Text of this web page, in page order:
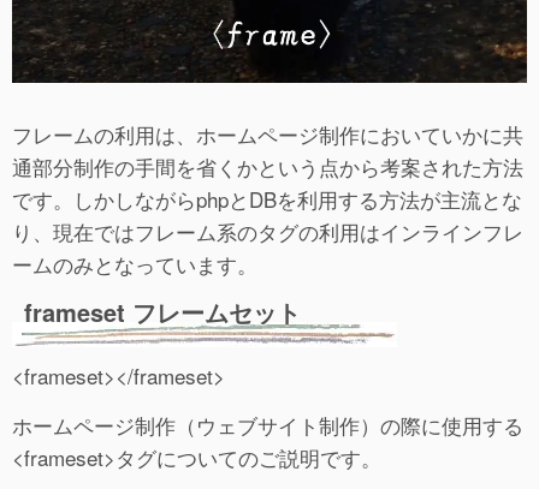
フレームの利用は、ホームページ制作においていかに共
通部分制作の手間を省くかという点から考案された方法
です。しかしながらphpとDBを利用する方法が主流とな
り、現在ではフレーム系のタグの利用はインラインフレ
ームのみとなっています。
frameset フレームセット
<frameset></frameset>
ホームページ制作（ウェブサイト制作）の際に使用する
<frameset>タグについてのご説明です。